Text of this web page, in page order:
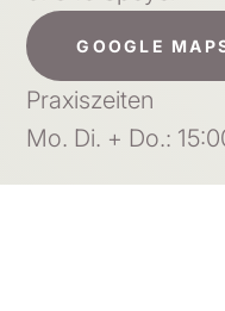
GOOGLE
Praxiszeiten
Mo. Di. + Do.: